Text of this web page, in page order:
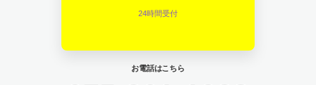
24時間受付
お電話はこちら